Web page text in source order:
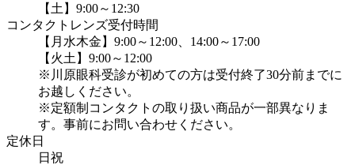
【土】9:00～12:30
コンタクトレンズ受付時間
【月水木金】9:00～12:00、14:00～17:00
【火土】9:00～12:00
※川原眼科受診が初めての方は受付終了30分前までに
お越しください。
※定額制コンタクトの取り扱い商品が一部異なりま
す。事前にお問い合わせください。
定休日
日祝